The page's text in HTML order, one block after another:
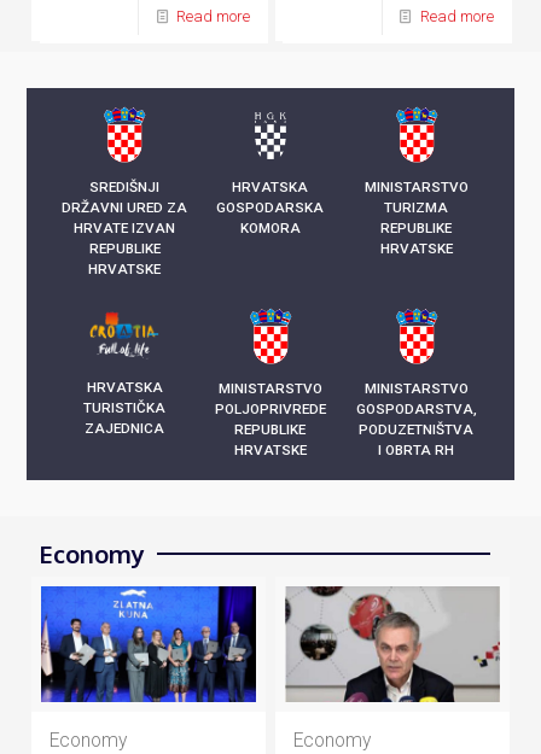
kilowatsati plina
Read more
Read more
SREDIŠNJI
DRŽAVNI URED ZA
HRVATE IZVAN
REPUBLIKE
HRVATSKE
HRVATSKA
GOSPODARSKA
KOMORA
MINISTARSTVO
TURIZMA
REPUBLIKE
HRVATSKE
HRVATSKA
TURISTIČKA
ZAJEDNICA
MINISTARSTVO
POLJOPRIVREDE
REPUBLIKE
HRVATSKE
MINISTARSTVO
GOSPODARSTVA,
PODUZETNIŠTVA
I OBRTA RH
Economy
Economy Economy